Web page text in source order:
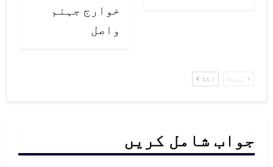
خوارج جہنم
واصل
پچھلا اگلا
جواب شامل کریں